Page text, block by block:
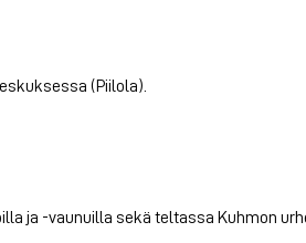
(Piilola).
ja -vaunuilla sekä teltassa Kuhmon